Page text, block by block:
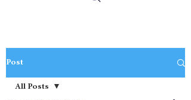
Post
All Posts